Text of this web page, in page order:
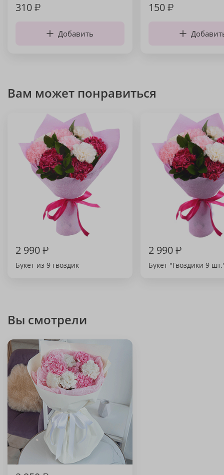
310₽
Добавить
150₽
Вам может понравиться
2 990₽
Букет из 9 гвоздик
2 990₽
Букет "Гвоздики 9
Вы смотрели